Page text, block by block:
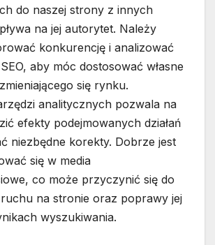
do naszej strony z innych
na jej autorytet. Należy
konkurencję i analizować
aby móc dostosować własne
się rynku.
analitycznych pozwala na
efekty podejmowanych działań
niezbędne korekty. Dobrze jest
się w media
co może przyczynić się do
na stronie oraz poprawy jej
wyszukiwania.